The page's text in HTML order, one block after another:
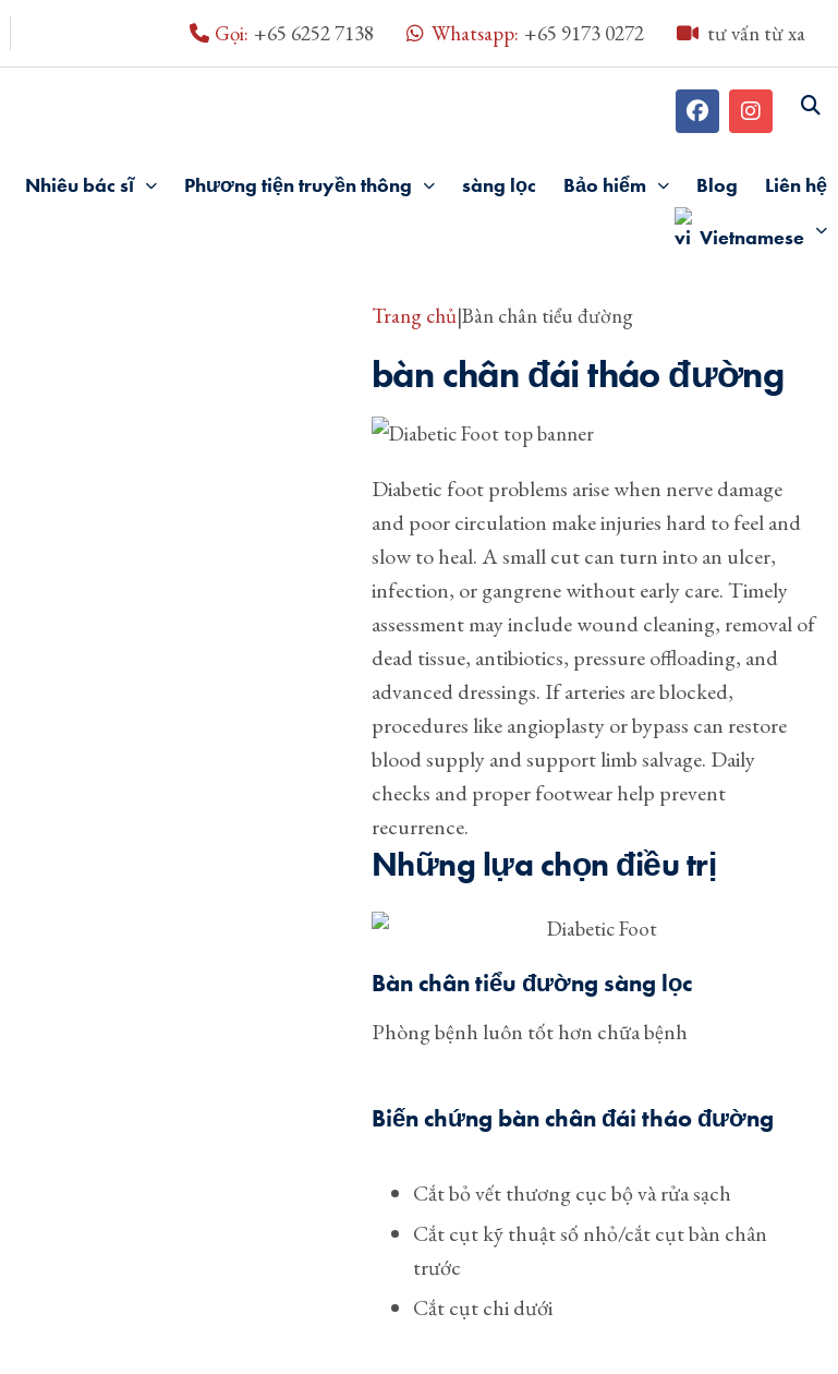
Gọi: +65 6252 7138 Whatsapp: +65 9173 0272 tư vấn từ xa
Nhiêu bác sĩ Phương tiện truyền thông sàng lọc Bảo hiểm Blog Liên hệ
Vietnamese
Trang chủ|Bàn chân tiểu đường
bàn chân đái tháo đường
Diabetic foot problems arise when nerve damage
and poor circulation make injuries hard to feel and
slow to heal. A small cut can turn into an ulcer,
infection, or gangrene without early care. Timely
assessment may include wound cleaning, removal of
dead tissue, antibiotics, pressure offloading, and
advanced dressings. If arteries are blocked,
procedures like angioplasty or bypass can restore
blood supply and support limb salvage. Daily
checks and proper footwear help prevent
recurrence.
Những lựa chọn điều trị
Bàn chân tiểu đường sàng lọc
Phòng bệnh luôn tốt hơn chữa bệnh
Biến chứng bàn chân đái tháo đường
Cắt bỏ vết thương cục bộ và rửa sạch
Cắt cụt kỹ thuật số nhỏ/cắt cụt bàn chân
trước
Cắt cụt chi dưới